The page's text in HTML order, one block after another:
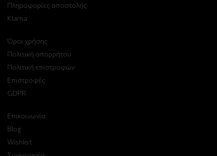
Πληροφορίες αποστολής
Klarna
Όροι χρήσης
Πολιτική απορρήτου
Πολιτική επιστροφών
Επιστροφές
GDPR
Επικοινωνία
Blog
Wishlist